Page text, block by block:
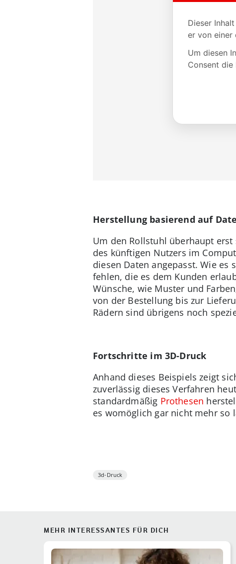
Herstellung basierend auf
Um den Rollstuhl überhaupt
des künftigen Nutzers im
diesen Daten angepasst. Wie
fehlen, die es dem Kunden
Wünsche, wie Muster und
von der Bestellung bis zur
Rädern sind übrigens noch
Fortschritte im 3D-Druck
Anhand dieses Beispiels zeigt
zuverlässig dieses Verfahren
standardmäßig Prothesen
es womöglich gar nicht mehr so
3d-Druck
MEHR INTERESSANTES FÜR DICH